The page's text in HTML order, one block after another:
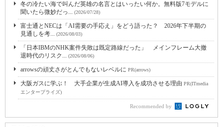
冬の冷たい海で叫んだ英雄の名言とはいったい何か。無料版7モデルに
聞いたら微妙だっ... (2026/07/28)
富士通とNECは「AI需要の手応え」をどう語った？ 2026年下半期の
見通しを考... (2026/08/03)
「日本IBMのNHK案件失敗は既定路線だった」 メインフレーム大撤
退時代のリスク... (2026/08/06)
arrowsの頑丈さがとんでもないレベルに PR(arrows)
大阪ガスに学ぶ！ 大手企業が生成AI導入を成功させる理由 PR(ITmedia
エンタープライズ)
Recommended by